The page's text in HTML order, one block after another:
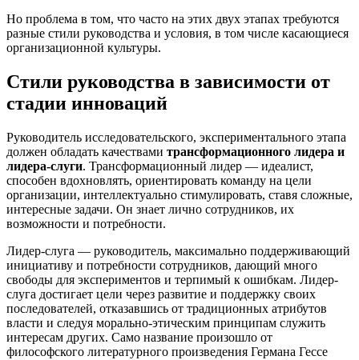
Но проблема в том, что часто на этих двух этапах требуются
разные стили руководства и условия, в том числе касающиеся
организационной культуры.
Стили руководства в зависимости от
стадии инноваций
Руководитель исследовательского, экспериментального этапа
должен обладать качествами трансформационного лидера и
лидера-слуги. Трансформационный лидер — идеалист,
способен вдохновлять, ориентировать команду на цели
организации, интеллектуально стимулировать, ставя сложные,
интересные задачи. Он знает лично сотрудников, их
возможности и потребности.
Лидер-слуга — руководитель, максимально поддерживающий
инициативу и потребности сотрудников, дающий много
свободы для экспериментов и терпимый к ошибкам. Лидер-
слуга достигает цели через развитие и поддержку своих
последователей, отказавшись от традиционных атрибутов
власти и следуя морально-этическим принципам служить
интересам других. Само название произошло от
философского литературного произведения Германа Гессе